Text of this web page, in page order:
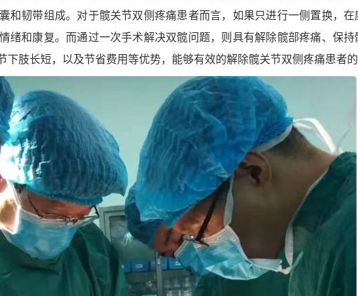
和韧带组成。对于髋关节双侧疼痛患者而言，如果只进行一侧置换，在
绪和康复。而通过一次手术解决双髋问题，则具有解除髋部疼痛、保持
下肢长短，以及节省费用等优势，能够有效的解除髋关节双侧疼痛患者